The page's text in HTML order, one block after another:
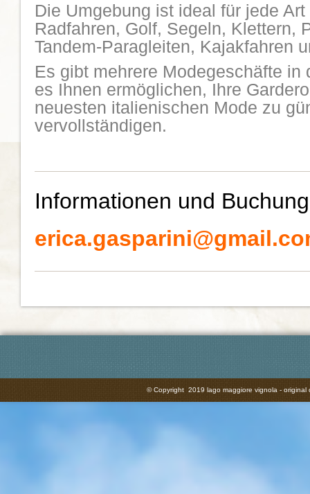
Die Umgebung ist ideal für jede
Radfahren, Golf, Segeln, Klettern,
Tandem-Paragleiten, Kajakfahren
Es gibt mehrere Modegeschäfte in
es Ihnen ermöglichen, Ihre
neuesten italienischen Mode zu
vervollständigen.
Informationen und
© Copyright 2019 lago maggiore vignola -